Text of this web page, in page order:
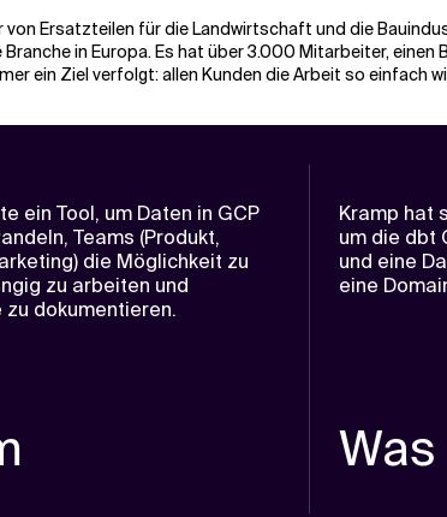
von Ersatzteilen für die Landwirtschaft und die
in Europa. Es hat über 3.000 Mitarbeiter,
ein Ziel verfolgt: allen Kunden die Arbeit so einfach
ein Tool, um Daten in GCP
Teams (Produkt,
die Möglichkeit zu
zu arbeiten und
dokumentieren.
Kramp hat
um die dbt
und eine
eine
Was